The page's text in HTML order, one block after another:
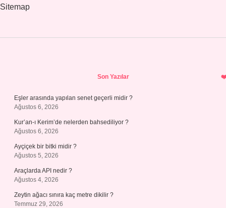
Sitemap
Son Yazılar
Eşler arasında yapılan senet geçerli midir ?
Ağustos 6, 2026
Kur’an-ı Kerim’de nelerden bahsediliyor ?
Ağustos 6, 2026
Ayçiçek bir bitki midir ?
Ağustos 5, 2026
Araçlarda API nedir ?
Ağustos 4, 2026
Zeytin ağacı sınıra kaç metre dikilir ?
Temmuz 29, 2026